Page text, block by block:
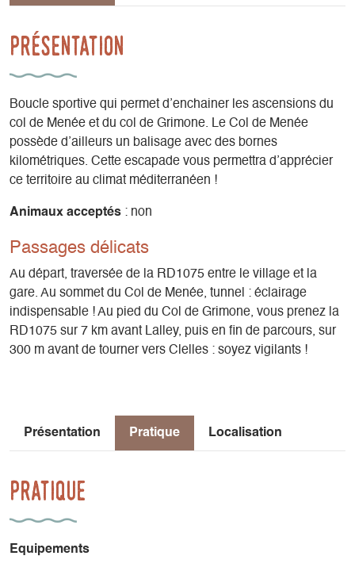
Présentation
Boucle sportive qui permet d’enchainer les ascensions du
col de Menée et du col de Grimone. Le Col de Menée
possède d’ailleurs un balisage avec des bornes
kilométriques. Cette escapade vous permettra d’apprécier
ce territoire au climat méditerranéen !
Animaux acceptés : non
Passages délicats
Au départ, traversée de la RD1075 entre le village et la
gare. Au sommet du Col de Menée, tunnel : éclairage
indispensable ! Au pied du Col de Grimone, vous prenez la
RD1075 sur 7 km avant Lalley, puis en fin de parcours, sur
300 m avant de tourner vers Clelles : soyez vigilants !
Présentation Pratique Localisation
Pratique
Equipements